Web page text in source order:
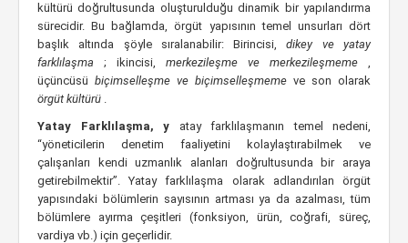
kültürü doğrultusunda oluşturulduğu dinamik bir yapılandırma
sürecidir. Bu bağlamda, örgüt yapısının temel unsurları dört
başlık altında şöyle sıralanabilir: Birincisi,dikey ve yatay
farklılaşma ; ikincisi, merkezileşme ve merkezileşmeme ,
üçüncüsü biçimselleşme ve biçimselleşmeme ve son olarak
örgüt kültürü .
Yatay Farklılaşma, y atay farklılaşmanın temel nedeni,
“yöneticilerin denetim faaliyetini kolaylaştırabilmek ve
çalışanları kendi uzmanlık alanları doğrultusunda bir araya
getirebilmektir”. Yatay farklılaşma olarak adlandırılan örgüt
yapısındaki bölümlerin sayısının artması ya da azalması, tüm
bölümlere ayırma çeşitleri (fonksiyon, ürün, coğrafi, süreç,
vardiya vb.) için geçerlidir.